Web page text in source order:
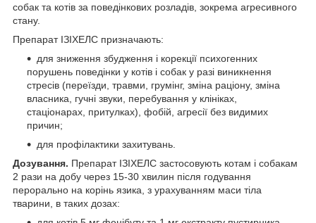
собак та котів за поведінкових розладів, зокрема агресивного
стану.
Препарат ІЗІХЕЛС призначають:
для зниження збудження і корекції психогенних
порушень поведінки у котів і собак у разі виникнення
стресів (переїзди, травми, грумінг, зміна раціону, зміна
власника, гучні звуки, перебування у клініках,
стаціонарах, притулках), фобій, агресії без видимих
причин;
для профілактики захитувань.
Дозування. Препарат ІЗІХЕЛС застосовують котам і собакам
2 рази на добу через 15-30 хвилин після годування
перорально на корінь язика, з урахуванням маси тіла
тварини, в таких дозах: